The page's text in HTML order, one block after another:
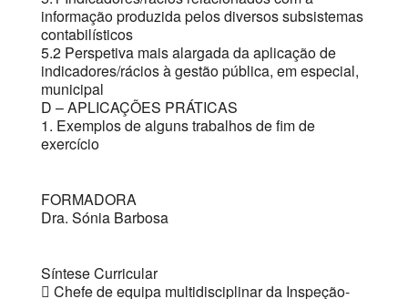
informação produzida pelos diversos subsistemas
contabilísticos
5.2 Perspetiva mais alargada da aplicação de
indicadores/rácios à gestão pública, em especial,
municipal
D – APLICAÇÕES PRÁTICAS
1. Exemplos de alguns trabalhos de fim de
exercício
FORMADORA
Dra. Sónia Barbosa
Síntese Curricular
 Chefe de equipa multidisciplinar da Inspeção-